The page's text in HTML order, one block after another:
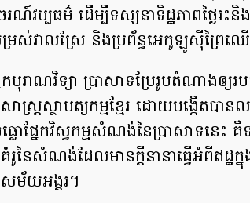
វប្បធម៌ ដើម្បីទស្សនាទិដ្ឋភាពថ្ងៃរះនិ
រស់វាលស្រែ និងប្រព័ន្ធអេកូឡូស៊ីព្រៃឈ
កបុរាណវិទ្យា ប្រាសាទប្រែរូបតំណាងឲ្យរប
ស្ត្រស្ថាបត្យកម្មខ្មែរ ដោយបង្កើតបា
ោផ្នែកវិស្វកម្មសំណង់នៃប្រាសាទនេះ គឺ
គំរូនៃសំណង់ដែលមានក្តីនានាធ្វើអំពីឥដ្
ម័យអង្គរ។